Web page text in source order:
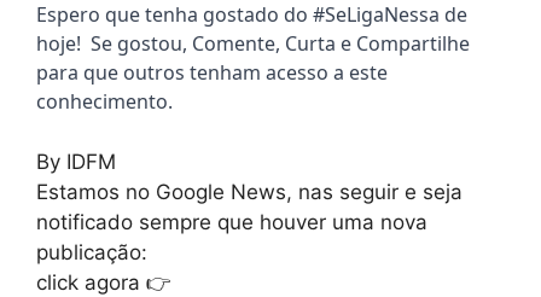
Espero que tenha gostado do #SeLigaNessa de
hoje!  Se gostou, Comente, Curta e Compartilhe
para que outros tenham acesso a este
conhecimento.
By IDFM
Estamos no Google News, nas seguir e seja
notificado sempre que houver uma nova
publicação:
click agora 👉